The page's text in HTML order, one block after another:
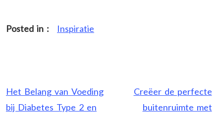
Posted in : Inspiratie
Post
navigation
Het Belang van Voeding
bij Diabetes Type 2 en
Creëer de perfecte
buitenruimte met